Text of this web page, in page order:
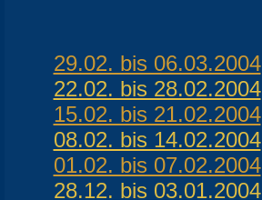
29.02. bis 06.03.2004
22.02. bis 28.02.2004
15.02. bis 21.02.2004
08.02. bis 14.02.2004
01.02. bis 07.02.2004
28.12. bis 03.01.2004